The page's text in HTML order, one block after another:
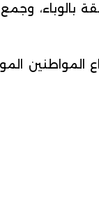
بالوباء،